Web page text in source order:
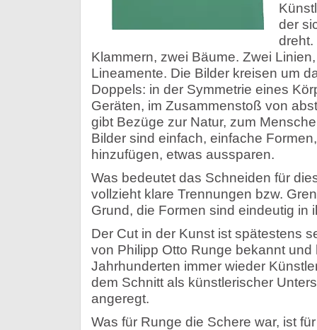
der
dreht.
Klammern, zwei Bäume. Zwei
Lineamente. Die Bilder kreisen um
Doppels: in der Symmetrie eines
Geräten, im Zusammenstoß von
gibt Bezüge zur Natur, zum
Bilder sind einfach, einfache
hinzufügen, etwas aussparen.
Was bedeutet das Schneiden für
vollzieht klare Trennungen bzw.
Grund, die Formen sind eindeutig in
Der Cut in der Kunst ist spätestens
von Philipp Otto Runge bekannt und
Jahrhunderten immer wieder
dem Schnitt als künstlerischer
angeregt.
Was für Runge die Schere war, ist